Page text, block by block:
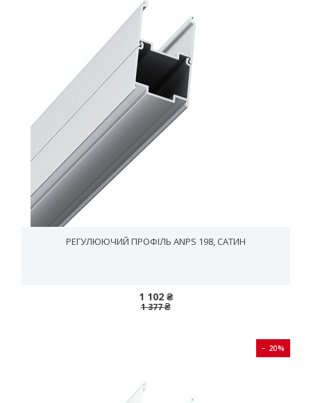
РЕГУЛЮЮЧИЙ ПРОФІЛЬ ANPS 198, CАТИН
1 102 ₴
1 377 ₴
− 20%